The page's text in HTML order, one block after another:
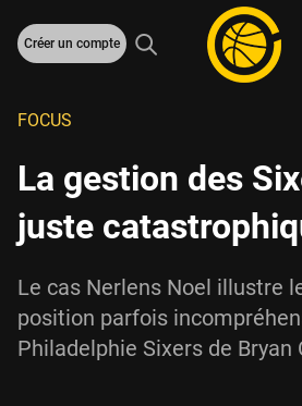
Créer un compte
FOCUS
La gestion des
juste
Le cas Nerlens Noel illustre
position parfois
Philadelphie Sixers de Bryan